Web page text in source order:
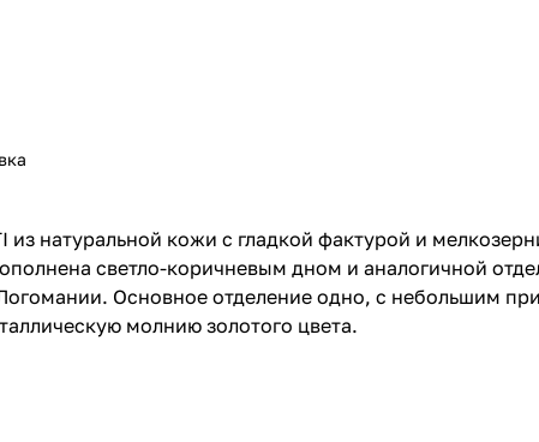
из натуральной кожи с гладкой фактурой и
светло-коричневым дном и аналогичной
Основное отделение одно, с небольшим
молнию золотого цвета.